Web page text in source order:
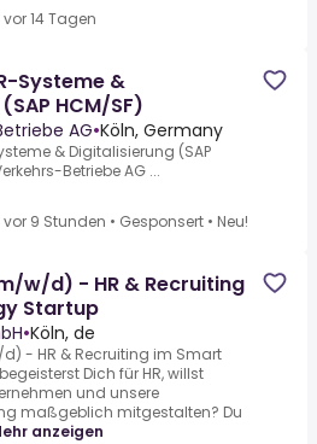
14 Tagen
Systeme &
HCM/SF)
AG•Köln, Germany
& Digitalisierung (SAP
Betriebe AG ...
9 Stunden • Gesponsert • Neu!
w/d) - HR & Recruiting
Startup
•Köln, de
- HR & Recruiting im Smart
Dich für HR, willst
und unsere
maßgeblich mitgestalten? Du
anzeigen